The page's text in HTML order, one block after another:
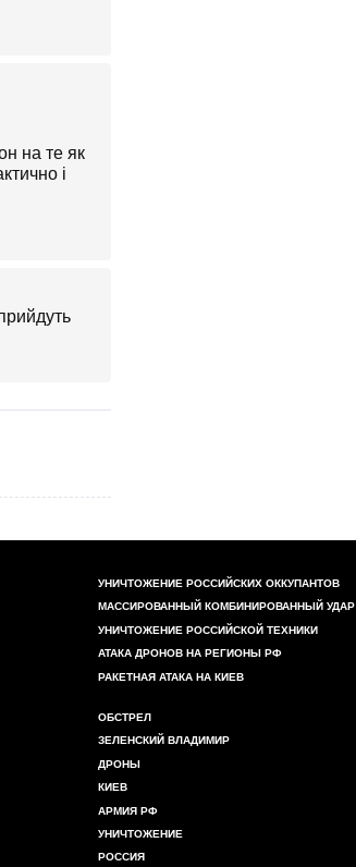
на те як
і
УНИЧТОЖЕНИЕ РОССИЙСКИХ ОККУПАНТОВ
МАССИРОВАННЫЙ КОМБИНИРОВАННЫЙ УДАР
УНИЧТОЖЕНИЕ РОССИЙСКОЙ ТЕХНИКИ
АТАКА ДРОНОВ НА РЕГИОНЫ РФ
РАКЕТНАЯ АТАКА НА КИЕВ
ОБСТРЕЛ
ЗЕЛЕНСКИЙ ВЛАДИМИР
ДРОНЫ
КИЕВ
АРМИЯ РФ
УНИЧТОЖЕНИЕ
РОССИЯ